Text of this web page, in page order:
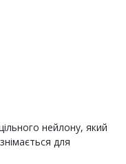
нейлону, який
для